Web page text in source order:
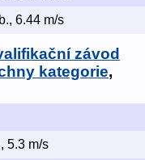
6.44 m/s
závod
kategorie,
5.3 m/s